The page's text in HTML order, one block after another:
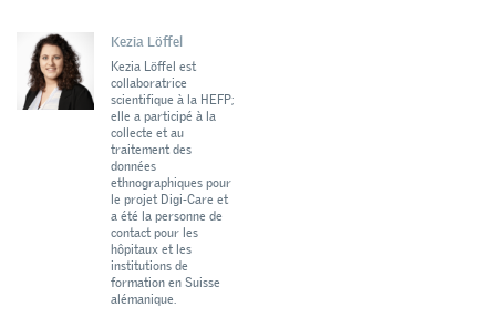
Kezia Löffel
Kezia Löffel est
collaboratrice
scientifique à la HEFP;
elle a participé à la
collecte et au
traitement des
données
ethnographiques pour
le projet Digi-Care et
a été la personne de
contact pour les
hôpitaux et les
institutions de
formation en Suisse
alémanique.